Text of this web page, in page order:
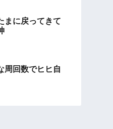
まに戻ってきて
周回数でヒヒ自